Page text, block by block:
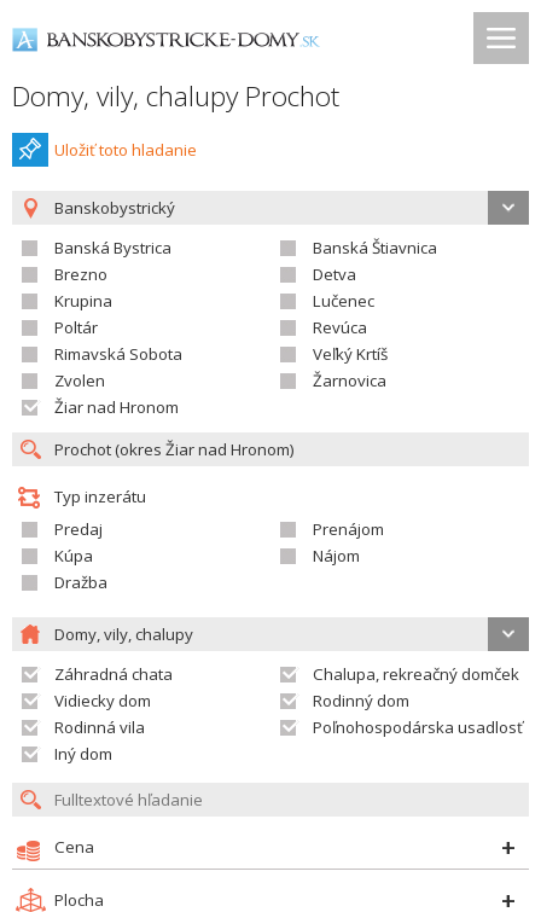
Domy, vily, chalupy Prochot
Uložiť toto hladanie
Banskobystrický
Banská Bystrica
Banská Štiavnica
Brezno
Detva
Krupina
Lučenec
Poltár
Revúca
Rimavská Sobota
Veľký Krtíš
Zvolen
Žarnovica
Žiar nad Hronom
Typ inzerátu
Predaj
Prenájom
Kúpa
Nájom
Dražba
Domy, vily, chalupy
Záhradná chata
Chalupa, rekreačný domček
Vidiecky dom
Rodinný dom
Rodinná vila
Poľnohospodárska usadlosť
Iný dom
Cena
Plocha